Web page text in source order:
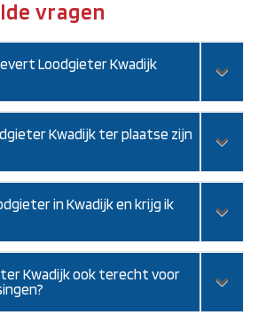
vragen
Loodgieter Kwadijk
Kwadijk ter plaatse zijn
in Kwadijk en krijg ik
Kwadijk ook terecht voor